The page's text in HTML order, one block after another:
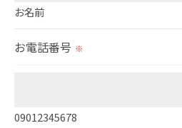
当社では、個人情報の漏洩等
切に安全管理対策を実施しま
のサービスをご提供できない
お名前
お電話番号 ※
09012345678